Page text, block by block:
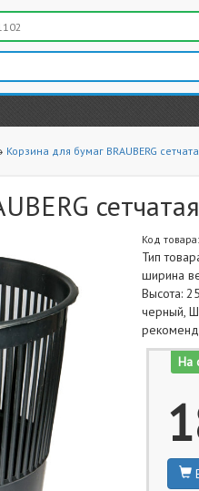
Корзина для бумаг BRAUBERG
Код товара:
Тип
ширина
Высота:
черный,
На